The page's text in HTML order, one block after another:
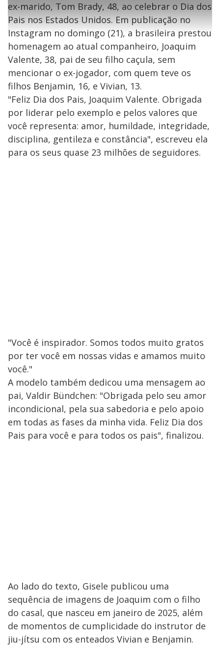
l
a
y
V
i
d
0
e
g
n
s
1
s
e
u
n
d
o
s
M
u
d
o
8
% e
n
ex-marido, Tom Brady, 48, ao celebrar o Dia dos
Pais nos Estados Unidos. Em publicação no
Instagram no domingo (21), a brasileira prestou
homenagem ao atual companheiro, Joaquim
Valente, 38, pai de seu filho caçula, sem
mencionar o ex-jogador, com quem teve os
filhos Benjamin, 16, e Vivian, 13.
"Feliz Dia dos Pais, Joaquim Valente. Obrigada
por liderar pelo exemplo e pelos valores que
você representa: amor, humildade, integridade,
disciplina, gentileza e constância", escreveu ela
para os seus quase 23 milhões de seguidores.
"Você é inspirador. Somos todos muito gratos
por ter você em nossas vidas e amamos muito
você."
A modelo também dedicou uma mensagem ao
pai, Valdir Bündchen: "Obrigada pelo seu amor
incondicional, pela sua sabedoria e pelo apoio
em todas as fases da minha vida. Feliz Dia dos
Pais para você e para todos os pais", finalizou.
Ao lado do texto, Gisele publicou uma
sequência de imagens de Joaquim com o filho
do casal, que nasceu em janeiro de 2025, além
de momentos de cumplicidade do instrutor de
jiu-jítsu com os enteados Vivian e Benjamin.